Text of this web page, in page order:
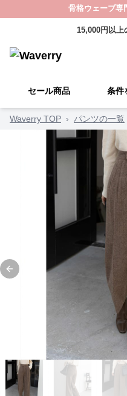
骨格ウェーブ専
15,000円以上
セール商品 条件
Waverry TOP › パンツの一覧
Previous slide